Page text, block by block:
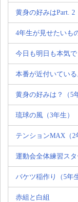
黄身の好みはPart. 2
4年生が見せたいも
今日も明日も本気で
本番が近付いている
黄身の好みは？（5
琉球の風（3年生）
テンションMAX（2
運動会全体練習スタ
バケツ稲作り（5年
赤組と白組